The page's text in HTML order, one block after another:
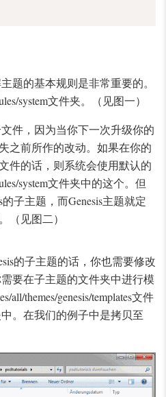
题的基本规则是非常重要的。
system文件夹。（见图一）
件，因为当你下一次升级你的
之前所作的改动。如果在你的
件的话，则系统会使用默认的
system文件夹中的这个。但
子主题，而Genesis主题就定
（见图二）
的子主题的话，你也需要修改
要在子主题的文件夹中进行模
themes/genesis/templates文件
。在我们的例子中是拷贝至